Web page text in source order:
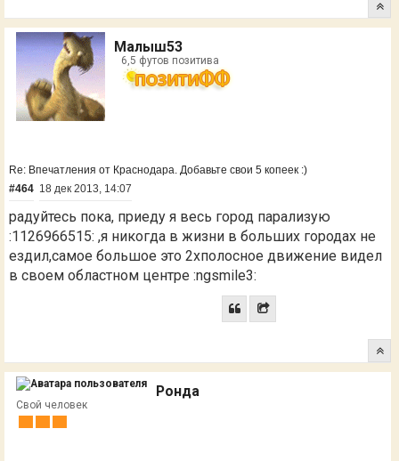
Малыш53
6,5 футов позитива
Re: Впечатления от Краснодара. Добавьте свои 5 копеек :)
#464 18 дек 2013, 14:07
радуйтесь пока, приеду я весь город парализую
:1126966515: ,я никогда в жизни в больших городах не
ездил,самое большое это 2хполосное движение видел
в своем областном центре :ngsmile3:
Ронда
Свой человек